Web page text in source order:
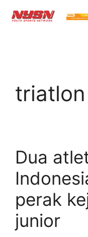
Dua
perak
junior